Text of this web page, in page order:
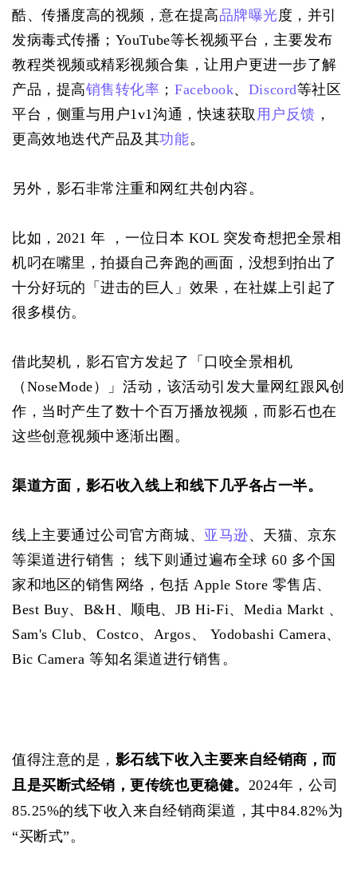
酷、传播度高的视频，意在提高品牌曝光度，并引
发病毒式传播；YouTube等长视频平台，主要发布
教程类视频或精彩视频合集，让用户更进一步了解
产品，提高销售转化率 ；Facebook、 Discord等社区
平台，侧重与用户1v1沟通，快速获取 用户反馈 ，
更高效地迭代产品及其功能。
另外，影石非常注重和网红共创内容。
比如，2021 年 ，一位日本 KOL 突发奇想把全景相
机叼在嘴里，拍摄自己奔跑的画面，没想到拍出了
十分好玩的「进击的巨人」效果，在社媒上引起了
很多模仿。
借此契机，影石官方发起了「口咬全景相机
（NoseMode）」活动，该活动引发大量网红跟风创
作，当时产生了数十个百万播放视频，而影石也在
这些创意视频中逐渐出圈。
渠道方面，影石收入线上和线下几乎各占一半。
线上主要通过公司官方商城、 亚马逊、天猫、京东
等渠道进行销售； 线下则通过遍布全球 60 多个国
家和地区的销售网络，包括 Apple Store 零售店、
Best Buy、B&H、顺电、JB Hi-Fi、Media Markt 、
Sam's Club、Costco、Argos、 Yodobashi Camera、
Bic Camera 等知名渠道进行销售。
值得注意的是， 影石线下收入主要来自经销商，而
且是买断式经销，更传统也更稳健。 2024年，公司
85.25%的线下收入来自经销商渠道，其中84.82%为
“买断式”。